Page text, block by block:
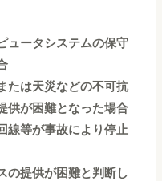
ュータシステムの保守
たは天災などの不可抗
供が困難となった場合
線等が事故により停止
の提供が困難と判断し